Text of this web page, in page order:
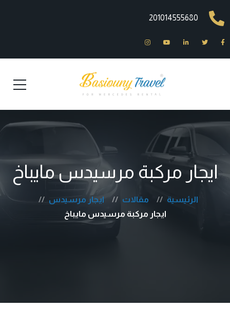
201014555680
ايجار مركبة مرسيدس مايباخ
الرئيسية مقالات
ايجار مرسيدس
ايجار مركبة مرسيدس مايباخ